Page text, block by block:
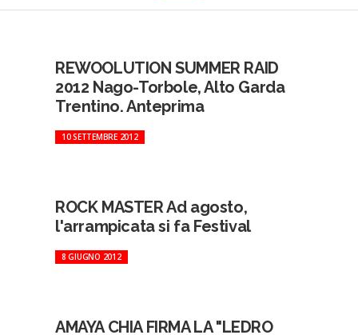
REWOOLUTION SUMMER RAID
2012 Nago-Torbole, Alto Garda
Trentino. Anteprima
10 SETTEMBRE 2012
ROCK MASTER Ad agosto,
l'arrampicata si fa Festival
8 GIUGNO 2012
AMAYA CHIA FIRMA LA "LEDRO